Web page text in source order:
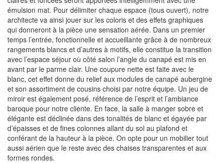
émulsion mat. Pour délimiter chaque espace (tous ouvert), notre
architecte va ainsi jouer sur les coloris et des effets graphiques
qui donneront à la pièce une sensation aérée. Dans un premier
temps l’entrée, fonctionnelle et accueillante grâce à de nombreux
rangements blancs et d’autres à motifs, elle constitue la transition
avec l’espace séjour où côté salon l’angle du canapé est mis en
avant par le parme clair. Une coupure nette est faite avec le
blanc, cet effet donne du relief aux modules de canapé aubergine
et son assortiment de cousins choisi par notre équipe. Un jeu de
miroir est également posé, référence de l’esprit et l’ambiance
baroque pour notre cliente. En face, la salle à manger sobre et
élégante est déclinée dans des tonalités de blanc et égayée par
d’épaisses et de fines colonnes allant du sol au plafond et
conférant de la hauteur à la pièce. On opte pour un mobilier tout
aussi aérien que le reste avec des chaises transparentes et aux
formes rondes.